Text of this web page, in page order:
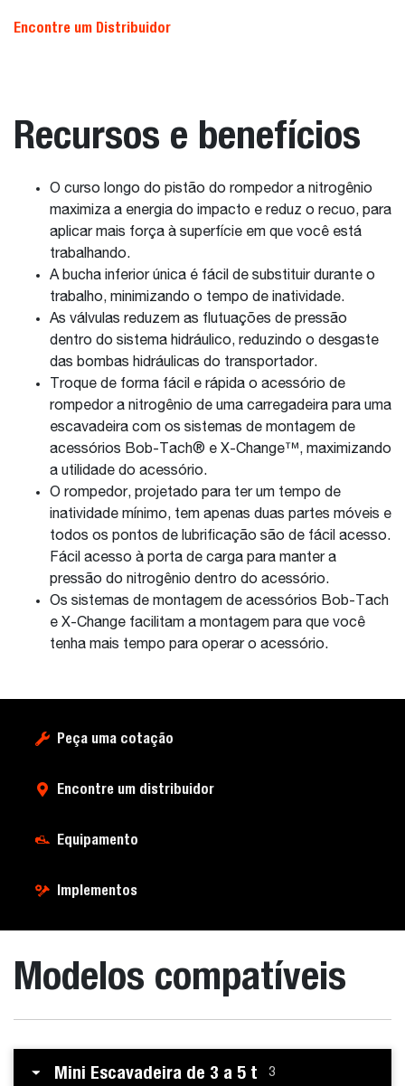
Encontre um Distribuidor
Recursos e benefícios
O curso longo do pistão do rompedor a nitrogênio
maximiza a energia do impacto e reduz o recuo, para
aplicar mais força à superfície em que você está
trabalhando.
A bucha inferior única é fácil de substituir durante o
trabalho, minimizando o tempo de inatividade.
As válvulas reduzem as flutuações de pressão
dentro do sistema hidráulico, reduzindo o desgaste
das bombas hidráulicas do transportador.
Troque de forma fácil e rápida o acessório de
rompedor a nitrogênio de uma carregadeira para uma
escavadeira com os sistemas de montagem de
acessórios Bob-Tach® e X-Change™, maximizando
a utilidade do acessório.
O rompedor, projetado para ter um tempo de
inatividade mínimo, tem apenas duas partes móveis e
todos os pontos de lubrificação são de fácil acesso.
Fácil acesso à porta de carga para manter a
pressão do nitrogênio dentro do acessório.
Os sistemas de montagem de acessórios Bob-Tach
e X-Change facilitam a montagem para que você
tenha mais tempo para operar o acessório.
Peça uma cotação
Encontre um distribuidor
Equipamento
Implementos
Modelos compatíveis
Mini Escavadeira de 3 a 5 t 3